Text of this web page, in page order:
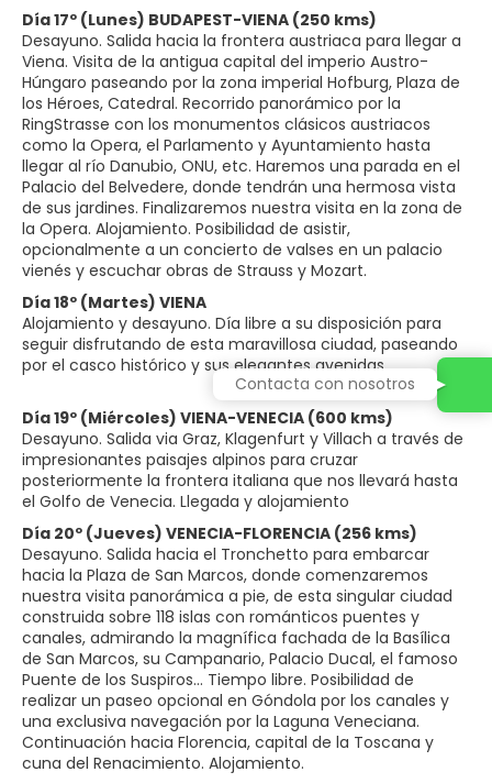
Día 17º (Lunes) BUDAPEST-VIENA (250 kms)
Desayuno. Salida hacia la frontera austriaca para llegar a
Viena. Visita de la antigua capital del imperio Austro-
Húngaro paseando por la zona imperial Hofburg, Plaza de
los Héroes, Catedral. Recorrido panorámico por la
RingStrasse con los monumentos clásicos austriacos
como la Opera, el Parlamento y Ayuntamiento hasta
llegar al río Danubio, ONU, etc. Haremos una parada en el
Palacio del Belvedere, donde tendrán una hermosa vista
de sus jardines. Finalizaremos nuestra visita en la zona de
la Opera. Alojamiento. Posibilidad de asistir,
opcionalmente a un concierto de valses en un palacio
vienés y escuchar obras de Strauss y Mozart.
Día 18º (Martes) VIENA
Alojamiento y desayuno. Día libre a su disposición para
seguir disfrutando de esta maravillosa ciudad, paseando
por el casco histórico y sus elegantes avenidas.
Día 19º (Miércoles) VIENA-VENECIA (600 kms)
Desayuno. Salida via Graz, Klagenfurt y Villach a través de
impresionantes paisajes alpinos para cruzar
posteriormente la frontera italiana que nos llevará hasta
el Golfo de Venecia. Llegada y alojamiento
Día 20º (Jueves) VENECIA-FLORENCIA (256 kms)
Desayuno. Salida hacia el Tronchetto para embarcar
hacia la Plaza de San Marcos, donde comenzaremos
nuestra visita panorámica a pie, de esta singular ciudad
construida sobre 118 islas con románticos puentes y
canales, admirando la magnífica fachada de la Basílica
de San Marcos, su Campanario, Palacio Ducal, el famoso
Puente de los Suspiros... Tiempo libre. Posibilidad de
realizar un paseo opcional en Góndola por los canales y
una exclusiva navegación por la Laguna Veneciana.
Continuación hacia Florencia, capital de la Toscana y
cuna del Renacimiento. Alojamiento.
Contacta con nosotros